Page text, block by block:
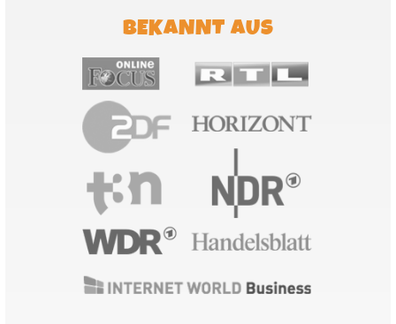
BEKANNT AUS